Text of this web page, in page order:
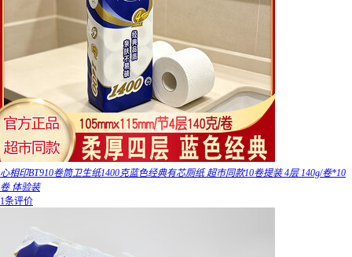
心相印BT910卷筒卫生纸1400克蓝色经典有芯厕纸 超市同款10卷提装 4层 140g/卷*10
卷 体验装
1条评价